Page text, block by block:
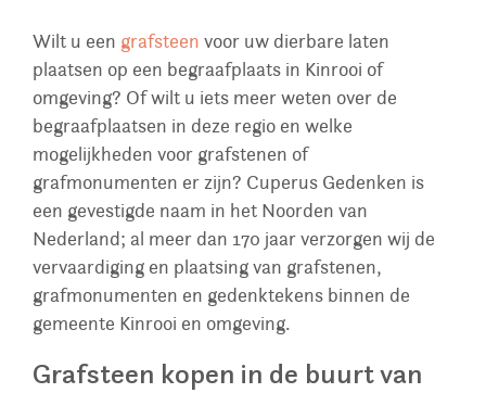
Wilt u een grafsteen voor uw dierbare laten
plaatsen op een begraafplaats in Kinrooi of
omgeving? Of wilt u iets meer weten over de
begraafplaatsen in deze regio en welke
mogelijkheden voor grafstenen of
grafmonumenten er zijn? Cuperus Gedenken is
een gevestigde naam in het Noorden van
Nederland; al meer dan 170 jaar verzorgen wij de
vervaardiging en plaatsing van grafstenen,
grafmonumenten en gedenktekens binnen de
gemeente Kinrooi en omgeving.
Grafsteen kopen in de buurt van